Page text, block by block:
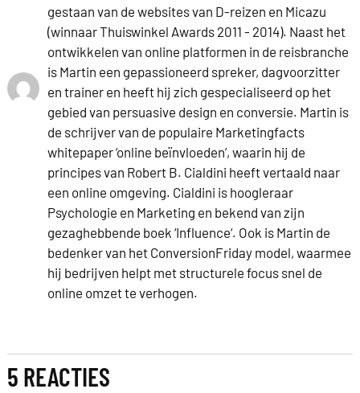
gestaan van de websites van D-reizen en Micazu
(winnaar Thuiswinkel Awards 2011 - 2014). Naast het
ontwikkelen van online platformen in de reisbranche
is Martin een gepassioneerd spreker, dagvoorzitter
en trainer en heeft hij zich gespecialiseerd op het
gebied van persuasive design en conversie. Martin is
de schrijver van de populaire Marketingfacts
whitepaper ‘online beïnvloeden’, waarin hij de
principes van Robert B. Cialdini heeft vertaald naar
een online omgeving. Cialdini is hoogleraar
Psychologie en Marketing en bekend van zijn
gezaghebbende boek ‘Influence‘. Ook is Martin de
bedenker van het ConversionFriday model, waarmee
hij bedrijven helpt met structurele focus snel de
online omzet te verhogen.
5 REACTIES